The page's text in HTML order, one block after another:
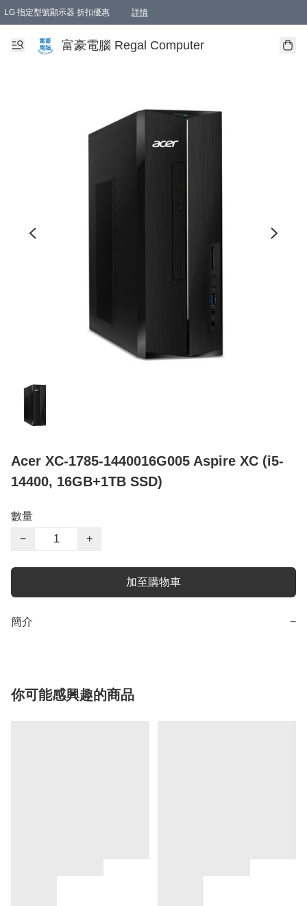
LG 指定型號顯示器 折扣優惠 詳情
富豪電腦 Regal Computer
Acer XC-1785-1440016G005 Aspire XC (i5-
14400, 16GB+1TB SSD)
數量
−
+
加至購物車
簡介 −
你可能感興趣的商品